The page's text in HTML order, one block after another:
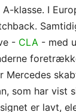
A-klasse. I
- CLA - med
Mercedes
som har vist
er lavt,